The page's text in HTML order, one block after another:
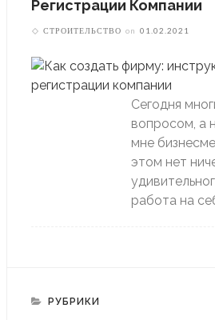
Регистрации Компании
СТРОИТЕЛЬСТВО on 01.02.2021
Сегодня
вопросом, а
мне
этом нет
работа на
РУБРИКИ